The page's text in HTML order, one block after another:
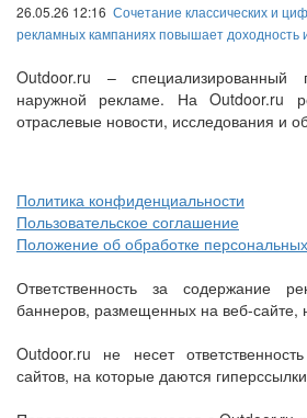
26.05.26 12:16 Сочетание классических и
рекламных кампаниях повышает доходность
Outdoor.ru – специализированный
наружной рекламе. На Outdoor.ru
отраслевые новости, исследования и
Политика конфиденциальности
Пользовательское соглашение
Положение об обработке
Ответственность за содержание
баннеров, размещенных на веб-сайте,
Outdoor.ru не несет
сайтов, на которые даются